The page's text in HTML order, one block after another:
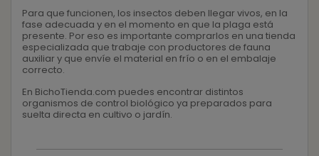
Para que funcionen, los insectos deben llegar vivos, en la
fase adecuada y en el momento en que la plaga está
presente. Por eso es importante comprarlos en una tienda
especializada que trabaje con productores de fauna
auxiliar y que envíe el material en frío o en el embalaje
correcto.
En BichoTienda.com puedes encontrar distintos
organismos de control biológico ya preparados para
suelta directa en cultivo o jardín.